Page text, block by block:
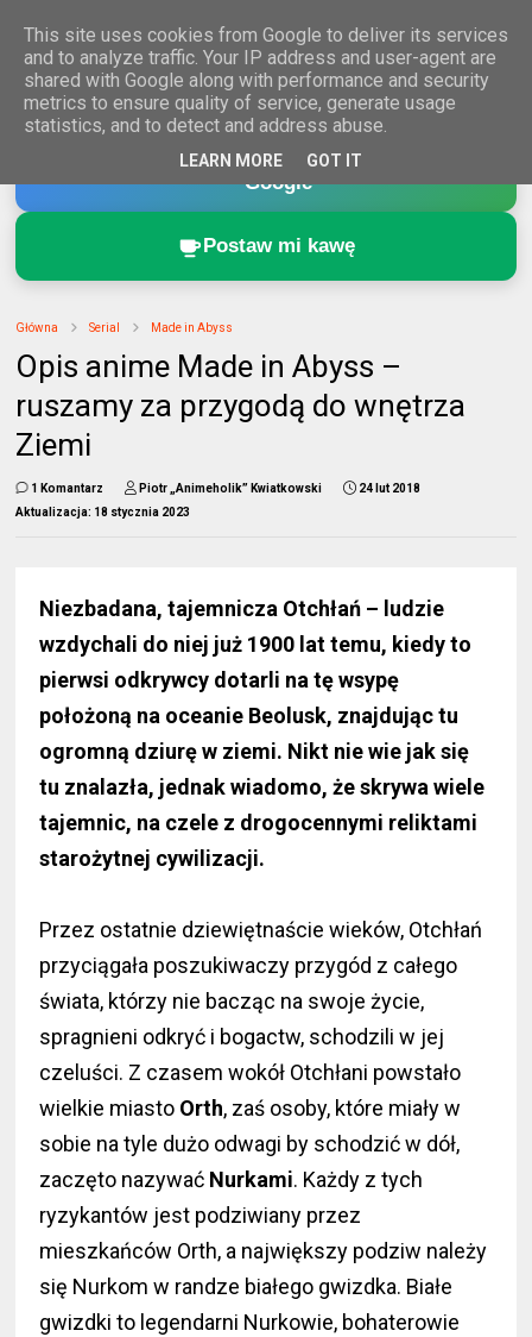
Dodaj Animeholik.pl do ulubionych źródeł w
Google
Postaw mi kawę
Główna Serial Made in Abyss
Opis anime Made in Abyss –
ruszamy za przygodą do wnętrza
Ziemi
1 Komantarz Piotr „Animeholik” Kwiatkowski
24 lut 2018
Aktualizacja: 18 stycznia 2023
Niezbadana, tajemnicza Otchłań – ludzie
wzdychali do niej już 1900 lat temu, kiedy to
pierwsi odkrywcy dotarli na tę wsypę
położoną na oceanie Beolusk, znajdując tu
ogromną dziurę w ziemi. Nikt nie wie jak się
tu znalazła, jednak wiadomo, że skrywa wiele
tajemnic, na czele z drogocennymi reliktami
starożytnej cywilizacji.
Przez ostatnie dziewiętnaście wieków, Otchłań
przyciągała poszukiwaczy przygód z całego
świata, którzy nie bacząc na swoje życie,
spragnieni odkryć i bogactw, schodzili w jej
czeluści. Z czasem wokół Otchłani powstało
wielkie miasto Orth, zaś osoby, które miały w
sobie na tyle dużo odwagi by schodzić w dół,
zaczęto nazywać Nurkami. Każdy z tych
ryzykantów jest podziwiany przez
mieszkańców Orth, a największy podziw należy
się Nurkom w randze białego gwizdka. Białe
gwizdki to legendarni Nurkowie, bohaterowie
This site uses cookies from Google to deliver its services
and to analyze traffic. Your IP address and user-agent are
shared with Google along with performance and security
metrics to ensure quality of service, generate usage
statistics, and to detect and address abuse.
LEARN MORE GOT IT